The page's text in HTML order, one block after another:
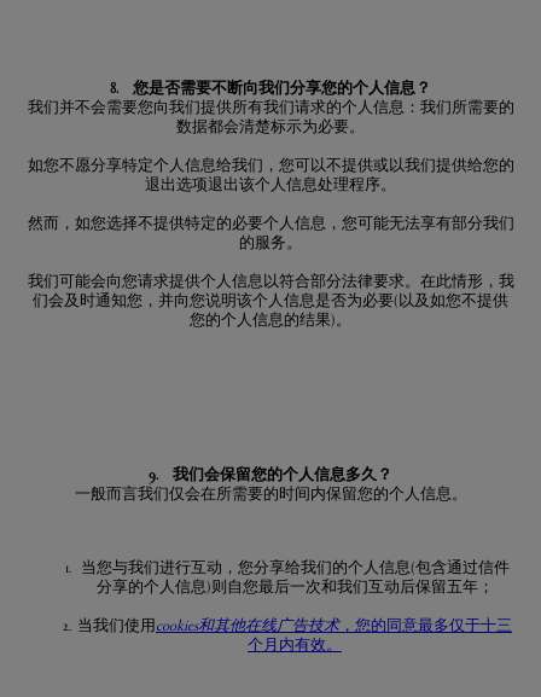
8. 您是否需要不断向我们分享您的个人信息？
我们并不会需要您向我们提供所有我们请求的个人信息：我们所需要的
数据都会清楚标示为必要。
如您不愿分享特定个人信息给我们，您可以不提供或以我们提供给您的
退出选项退出该个人信息处理程序。
然而，如您选择不提供特定的必要个人信息，您可能无法享有部分我们
的服务。
我们可能会向您请求提供个人信息以符合部分法律要求。在此情形，我
们会及时通知您，并向您说明该个人信息是否为必要(以及如您不提供
您的个人信息的结果)。
9. 我们会保留您的个人信息多久？
一般而言我们仅会在所需要的时间内保留您的个人信息。
当您与我们进行互动，您分享给我们的个人信息(包含通过信件
分享的个人信息)则自您最后一次和我们互动后保留五年；
当我们使用cookies和其他在线广告技术，您的同意最多仅于十三
个月内有效。